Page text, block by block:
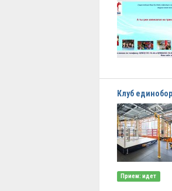
Клуб
Прием: идет